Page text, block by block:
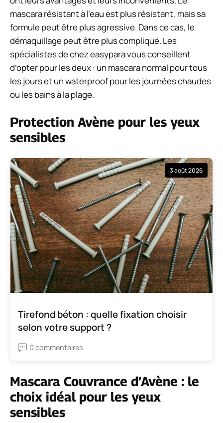
mascara résistant à l’eau est plus résistant, mais sa
formule peut être plus agressive. Dans ce cas, le
démaquillage peut être plus compliqué. Les
spécialistes de chez easypara vous conseillent
d’opter pour les deux : un mascara normal pour tous
les jours et un waterproof pour les journées chaudes
ou les bains à la plage.
Protection Avène pour les yeux
sensibles
3 août 2026
Tirefond béton : quelle fixation choisir
selon votre support ?
0 commentaires
Mascara Couvrance d’Avène : le
choix idéal pour les yeux
sensibles